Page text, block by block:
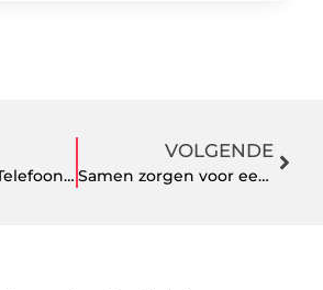
Waarom je de Telefoonwinkel in Purmerend Moet Bezoeken voor al je Mobiele Behoeften
VOLGENDE
Samen zorgen voor een veiliger bedrijventerrein